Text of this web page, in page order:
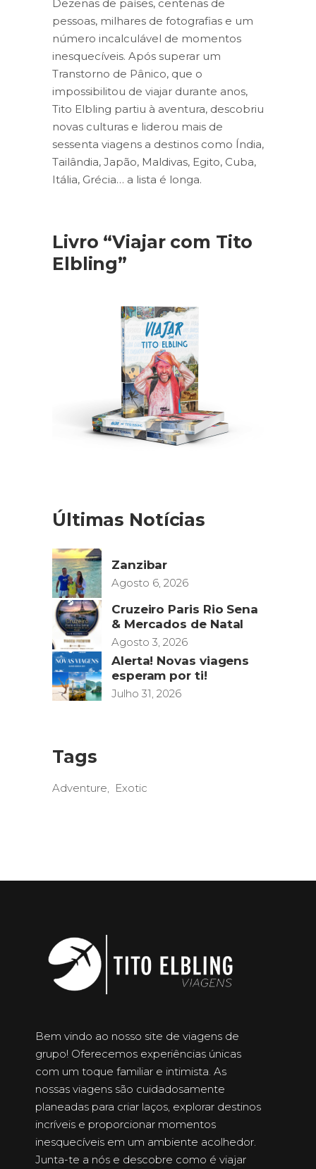
Dezenas de países, centenas de
pessoas, milhares de fotografias e um
número incalculável de momentos
inesquecíveis. Após superar um
Transtorno de Pânico, que o
impossibilitou de viajar durante anos,
Tito Elbling partiu à aventura, descobriu
novas culturas e liderou mais de
sessenta viagens a destinos como Índia,
Tailândia, Japão, Maldivas, Egito, Cuba,
Itália, Grécia… a lista é longa.
Livro “Viajar com Tito
Elbling”
Últimas Notícias
Zanzibar
Agosto 6, 2026
Cruzeiro Paris Rio Sena
& Mercados de Natal
Agosto 3, 2026
Alerta! Novas viagens
esperam por ti!
Julho 31, 2026
Tags
Adventure Exotic
Bem vindo ao nosso site de viagens de
grupo! Oferecemos experiências únicas
com um toque familiar e intimista. As
nossas viagens são cuidadosamente
planeadas para criar laços, explorar destinos
incríveis e proporcionar momentos
inesquecíveis em um ambiente acolhedor.
Junta-te a nós e descobre como é viajar